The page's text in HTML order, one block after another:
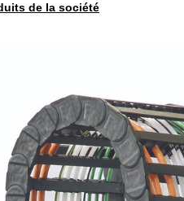
de la société